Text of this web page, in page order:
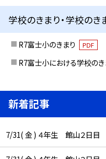
学校のきまり・学校の
R7富士小のきまり PDF
R7富士小における学校の
新着記事
7/31( 金 ) ４年生 館山２日